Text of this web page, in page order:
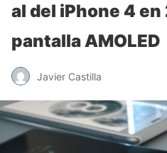
al del iPhone 4 en
pantalla AMOLED
Javier Castilla